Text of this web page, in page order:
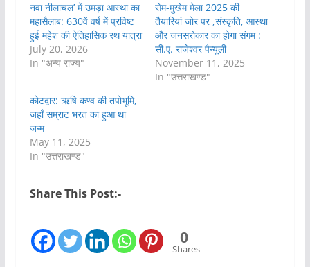
नवा नीलाचल’ में उमड़ा आस्था का
महासैलाब: 630वें वर्ष में प्रविष्ट
हुई महेश की ऐतिहासिक रथ यात्रा
July 20, 2026
In "अन्य राज्य"
सेम-मुखेम मेला 2025 की
तैयारियां जोर पर ,संस्कृति, आस्था
और जनसरोकार का होगा संगम :
सी.ए. राजेश्वर पैन्यूली
November 11, 2025
In "उत्तराखण्ड"
कोटद्वार: ऋषि कण्व की तपोभूमि,
जहाँ सम्राट भरत का हुआ था
जन्म
May 11, 2025
In "उत्तराखण्ड"
Share This Post:-
0
Shares